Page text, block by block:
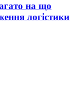
на що
логістики